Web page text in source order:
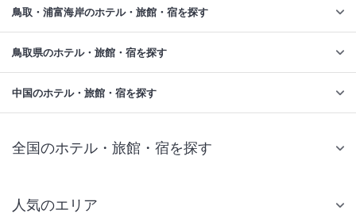
鳥取・浦富海岸のホテル・旅館・宿を探す
鳥取県のホテル・旅館・宿を探す
中国のホテル・旅館・宿を探す
全国のホテル・旅館・宿を探す
人気のエリア